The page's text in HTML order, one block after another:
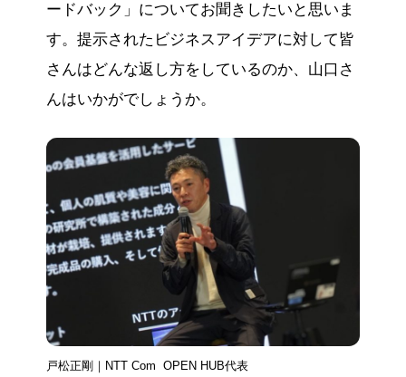
ードバック」についてお聞きしたいと思いま
す。提示されたビジネスアイデアに対して皆
さんはどんな返し方をしているのか、山口さ
んはいかがでしょうか。
戸松正剛｜NTT Com OPEN HUB代表